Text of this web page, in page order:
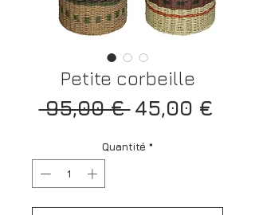
Petite corbeille
95,00 € Prix
45,00 €Prix
Quantité *